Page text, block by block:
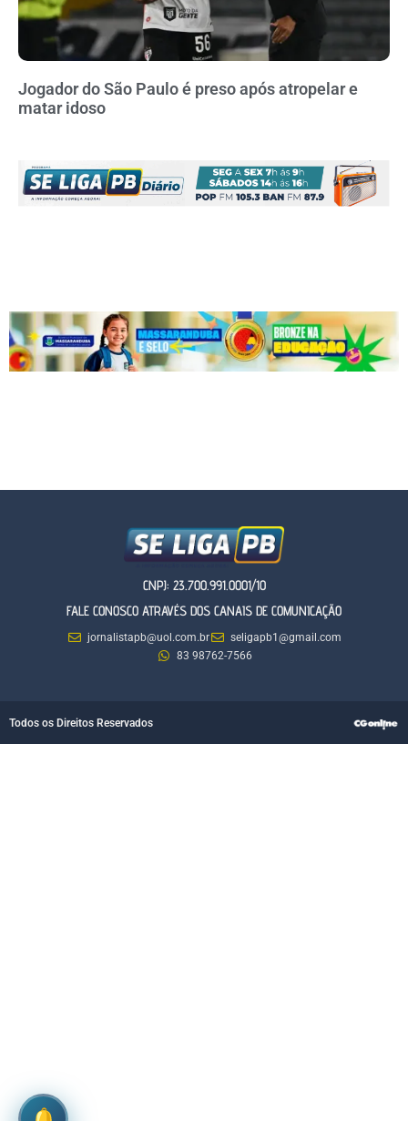
Jogador do São Paulo é preso após atropelar e
matar idoso
CNPJ: 23.700.991.0001/10
FALE CONOSCO ATRAVÉS DOS CANAIS DE COMUNICAÇÃO
jornalistapb@uol.com.br
seligapb1@gmail.com
83 98762-7566
Todos os Direitos Reservados